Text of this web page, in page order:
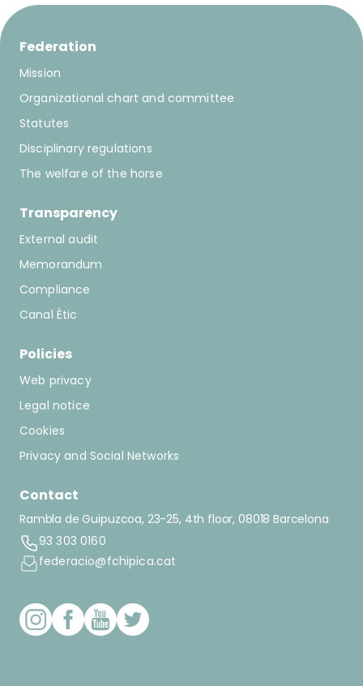
Federation
Mission
Organizational chart and committee
Statutes
Disciplinary regulations
The welfare of the horse
Transparency
External audit
Memorandum
Compliance
Canal Ètic
Policies
Web privacy
Legal notice
Cookies
Privacy and Social Networks
Contact
Rambla de Guipuzcoa, 23-25, 4th floor, 08018 Barcelona
93 303 0160
federacio@fchipica.cat